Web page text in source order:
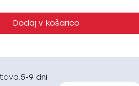
Dodaj v košarico
5-9 dni